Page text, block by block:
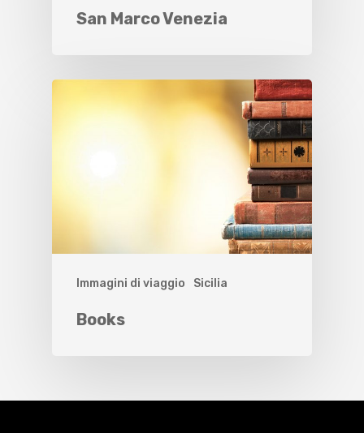
San Marco Venezia
Immagini di viaggio Sicilia
Books